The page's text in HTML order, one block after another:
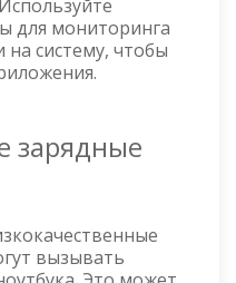
для мониторинга
на систему, чтобы
зарядные
вызывать